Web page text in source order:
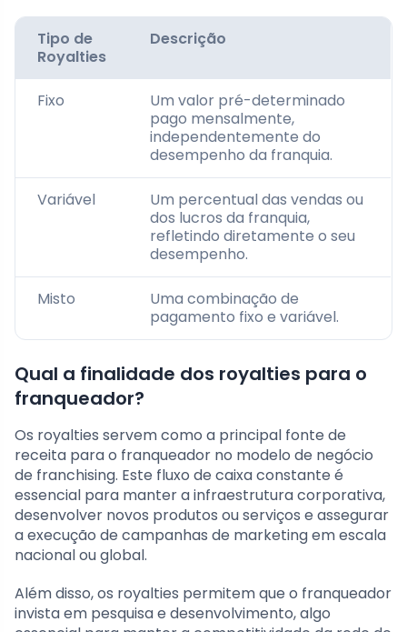
Tipo de
Royalties
Descrição
Fixo
Um valor pré-determinado
pago mensalmente,
independentemente do
desempenho da franquia.
Variável
Um percentual das vendas ou
dos lucros da franquia,
refletindo diretamente o seu
desempenho.
Misto
Uma combinação de
pagamento fixo e variável.
Qual a finalidade dos royalties para o
franqueador?
Os royalties servem como a principal fonte de
receita para o franqueador no modelo de negócio
de franchising. Este fluxo de caixa constante é
essencial para manter a infraestrutura corporativa,
desenvolver novos produtos ou serviços e assegurar
a execução de campanhas de marketing em escala
nacional ou global.
Além disso, os royalties permitem que o franqueador
invista em pesquisa e desenvolvimento, algo